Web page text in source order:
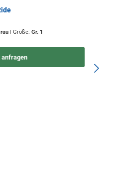
| Größe: Gr. 1
anfragen